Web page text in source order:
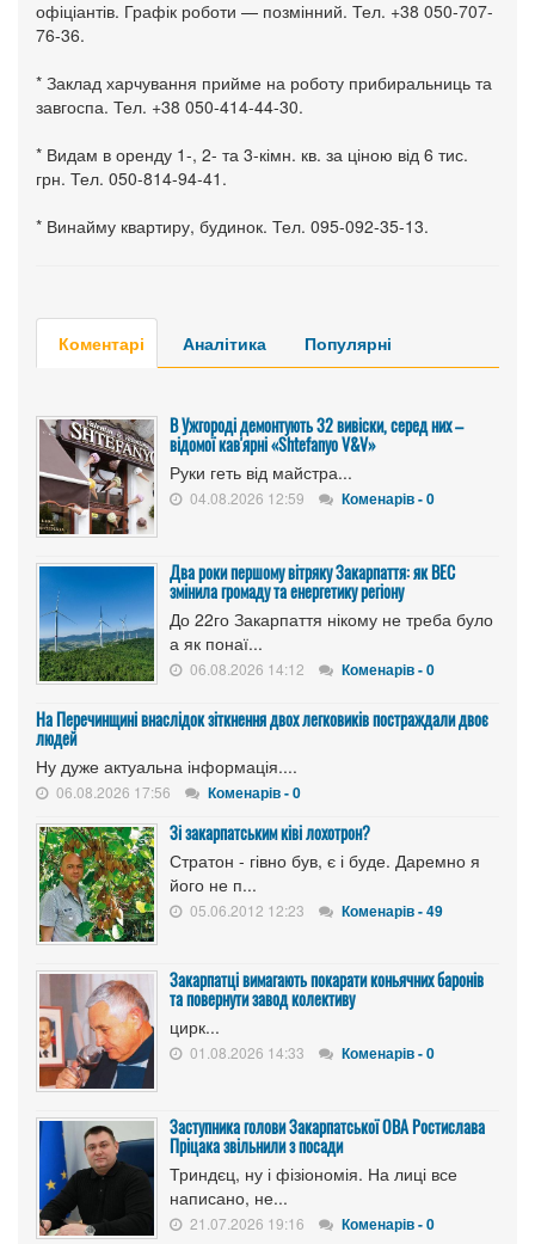
офіціантів. Графік роботи — позмінний. Тел. +38 050-707-
76-36.
* Заклад харчування прийме на роботу прибиральниць та
завгоспа. Тел. +38 050-414-44-30.
* Видам в оренду 1-, 2- та 3-кімн. кв. за ціною від 6 тис.
грн. Тел. 050-814-94-41.
* Винайму квартиру, будинок. Тел. 095-092-35-13.
Коментарі Аналітика Популярні
В Ужгороді демонтують 32 вивіски, серед них –
відомої кав'ярні «Shtefanyo V&V»
Руки геть від майстра...
04.08.2026 12:59 Коменарів - 0
Два роки першому вітряку Закарпаття: як ВЕС
змінила громаду та енергетику регіону
До 22го Закарпаття нікому не треба було
а як понаї...
06.08.2026 14:12 Коменарів - 0
На Перечинщині внаслідок зіткнення двох легковиків постраждали двоє
людей
Ну дуже актуальна інформація....
06.08.2026 17:56 Коменарів - 0
Зі закарпатським ківі лохотрон?
Стратон - гівно був, є і буде. Даремно я
його не п...
05.06.2012 12:23 Коменарів - 49
Закарпатці вимагають покарати коньячних баронів
та повернути завод колективу
цирк...
01.08.2026 14:33 Коменарів - 0
Заступника голови Закарпатської ОВА Ростислава
Пріцака звільнили з посади
Триндєц, ну і фізіономія. На лиці все
написано, не...
21.07.2026 19:16 Коменарів - 0